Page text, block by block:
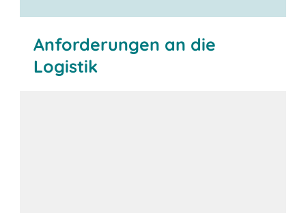
Anforderungen an die
Logistik